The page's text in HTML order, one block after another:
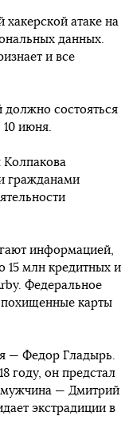
атаке на
данных.
и все
состояться
июня.
Колпакова
гражданами
информацией,
15 млн кредитных и
Федеральное
похищенные карты
— Федор Гладырь.
году, он предстал
мужчина — Дмитрий
экстрадиции в